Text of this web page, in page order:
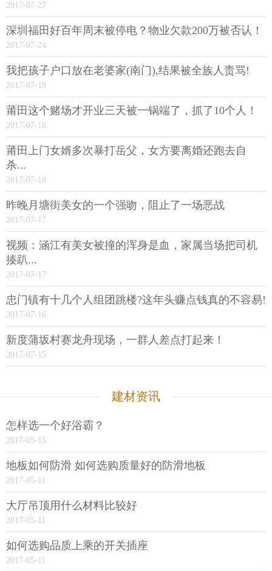
2017-07-27
深圳福田好百年周末被停电？物业欠款200万被否认！
2017-07-24
我把孩子户口放在老婆家(南门),结果被全族人责骂!
2017-07-19
莆田这个赌场才开业三天被一锅端了，抓了10个人！
2017-07-18
莆田上门女婿多次暴打岳父，女方要离婚还跑去自
杀...
2017-07-18
昨晚月塘街美女的一个强吻，阻止了一场恶战
2017-07-17
视频：涵江有美女被撞的浑身是血，家属当场把司机
揍趴...
2017-07-17
忠门镇有十几个人组团跳楼?这年头赚点钱真的不容易!
2017-07-16
新度蒲坂村赛龙舟现场，一群人差点打起来！
2017-07-15
建材资讯
怎样选一个好浴霸？
2017-05-15
地板如何防滑 如何选购质量好的防滑地板
2017-05-11
大厅吊顶用什么材料比较好
2017-05-11
如何选购品质上乘的开关插座
2017-05-11